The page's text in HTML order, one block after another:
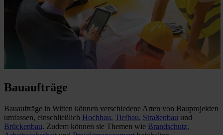
Bauaufträge
Bauaufträge in Witten können verschiedene Arten von Bauprojekten
umfassen, einschließlich Hochbau, Tiefbau, Straßenbau und
Brückenbau. Zudem können sie Themen wie Brandschutz,